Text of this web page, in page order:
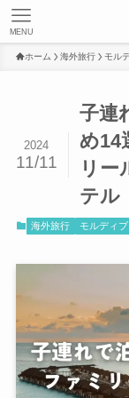
MENU
ホーム 海外旅行 モル
子連
め14
リー
テル
2024
11/11
海外旅行 モルディブ